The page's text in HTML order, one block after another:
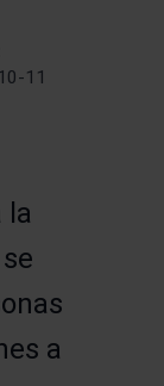
11
la
a